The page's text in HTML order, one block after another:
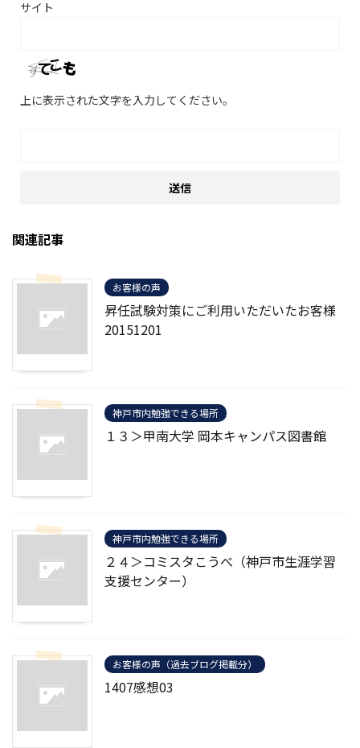
サイト
上に表示された文字を入力してください。
関連記事
お客様の声
昇任試験対策にご利用いただいたお客様
20151201
神戸市内勉強できる場所
１３＞甲南大学 岡本キャンパス図書館
神戸市内勉強できる場所
２４＞コミスタこうべ（神戸市生涯学習
支援センター）
お客様の声（過去ブログ掲載分）
1407感想03